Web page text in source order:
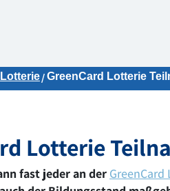
GreenCard Lotterie
Lotterie
fast jeder an der